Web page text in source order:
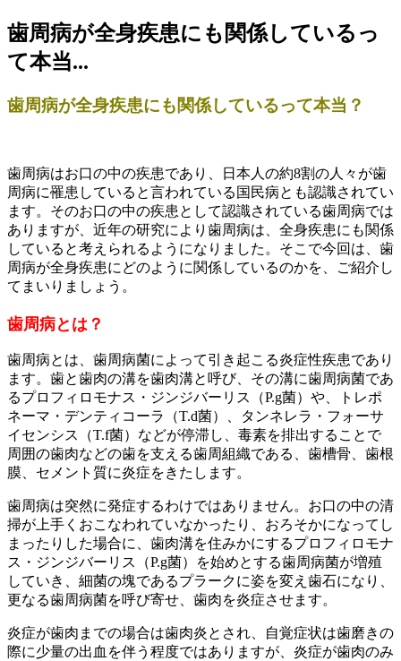
歯周病が全身疾患にも関係しているっ
て本当...
歯周病が全身疾患にも関係しているって本当？
歯周病はお口の中の疾患であり、日本人の約8割の人々が歯
周病に罹患していると言われている国民病とも認識されてい
ます。そのお口の中の疾患として認識されている歯周病では
ありますが、近年の研究により歯周病は、全身疾患にも関係
していると考えられるようになりました。そこで今回は、歯
周病が全身疾患にどのように関係しているのかを、ご紹介し
てまいりましょう。
歯周病とは？
歯周病とは、歯周病菌によって引き起こる炎症性疾患であり
ます。歯と歯肉の溝を歯肉溝と呼び、その溝に歯周病菌であ
るプロフィロモナス・ジンジバーリス（P.g菌）や、トレポ
ネーマ・デンティコーラ（T.d菌）、タンネレラ・フォーサ
イセンシス（T.f菌）などが停滞し、毒素を排出することで
周囲の歯肉などの歯を支える歯周組織である、歯槽骨、歯根
膜、セメント質に炎症をきたします。
歯周病は突然に発症するわけではありません。お口の中の清
掃が上手くおこなわれていなかったり、おろそかになってし
まったりした場合に、歯肉溝を住みかにするプロフィロモナ
ス・ジンジバーリス（P.g菌）を始めとする歯周病菌が増殖
していき、細菌の塊であるプラークに姿を変え歯石になり、
更なる歯周病菌を呼び寄せ、歯肉を炎症させます。
炎症が歯肉までの場合は歯肉炎とされ、自覚症状は歯磨きの
際に少量の出血を伴う程度ではありますが、炎症が歯肉のみ